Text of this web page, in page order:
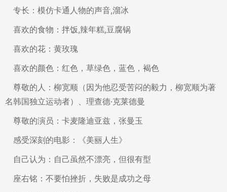
专长：模仿卡通人物的声音,溜冰
喜欢的食物：拌饭,辣年糕,豆腐锅
喜欢的花：黄玫瑰
喜欢的颜色：红色，草绿色，蓝色，褐色
尊敬的人：柳宽顺（因为他忍受苦闷的毅力，柳宽顺为著
名韩国独立运动者）、理查德·克莱德曼
尊敬的演员：卡麦隆迪亚兹，张曼玉
感受深刻的电影：《美丽人生》
自己认为：自己虽然不漂亮，但很有型
座右铭：不要怕挫折，失败是成功之母